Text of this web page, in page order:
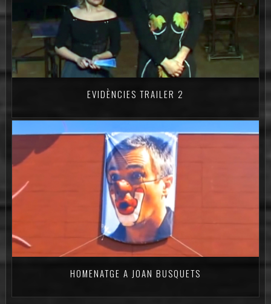
EVIDÈNCIES TRAILER 2
HOMENATGE A JOAN BUSQUETS